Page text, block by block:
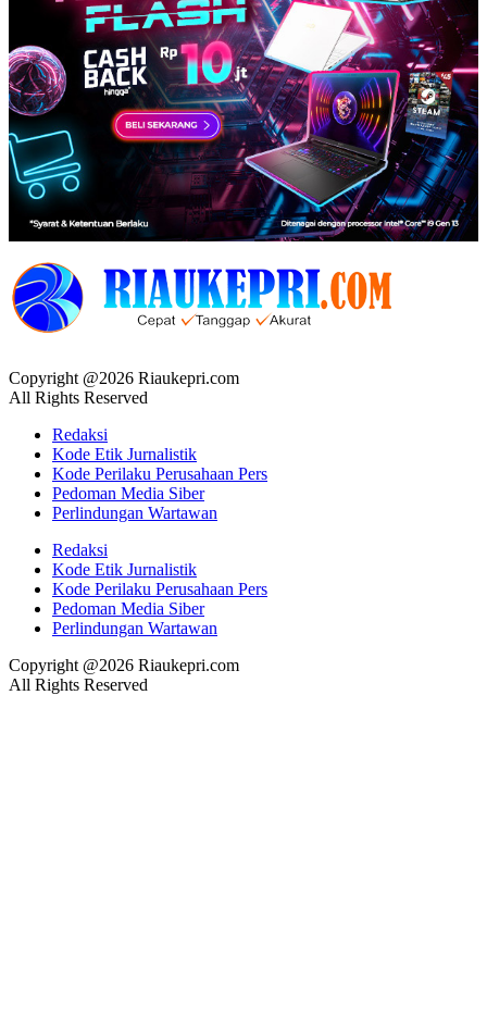
Copyright @2026 Riaukepri.com
All Rights Reserved
Redaksi
Kode Etik Jurnalistik
Kode Perilaku Perusahaan Pers
Pedoman Media Siber
Perlindungan Wartawan
Redaksi
Kode Etik Jurnalistik
Kode Perilaku Perusahaan Pers
Pedoman Media Siber
Perlindungan Wartawan
Copyright @2026 Riaukepri.com
All Rights Reserved